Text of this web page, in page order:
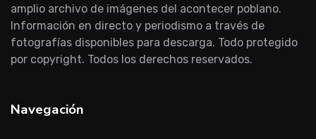
amplio archivo de imágenes del acontecer poblano.
Información en directo y periodismo a través de
fotografías disponibles para descarga. Todo protegido
por copyright. Todos los derechos reservados.
Navegación